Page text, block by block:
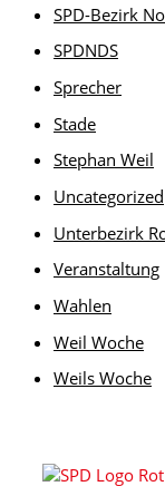
SPD-Bezirk
SPDNDS
Sprecher
Stade
Stephan Weil
Uncategorized
Unterbezirk
Veranstaltung
Wahlen
Weil Woche
Weils Woche